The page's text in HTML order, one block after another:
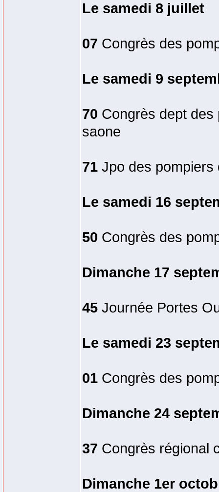
Le samedi 8 juillet
07 Congrès des
Le samedi 9
70 Congrès dept
saone
71 Jpo des pompiers
Le samedi 16
50 Congrès des
Dimanche 17
45 Journée Portes
Le samedi 23
01 Congrès des
Dimanche 24
37 Congrès régional
Dimanche 1er